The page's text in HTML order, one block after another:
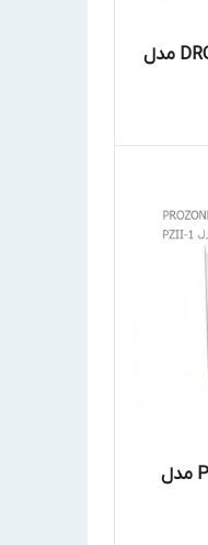
دستگاه تزریق اوزون DROZONE مدل
دستگاه تزریق ازن PROZONE مدل